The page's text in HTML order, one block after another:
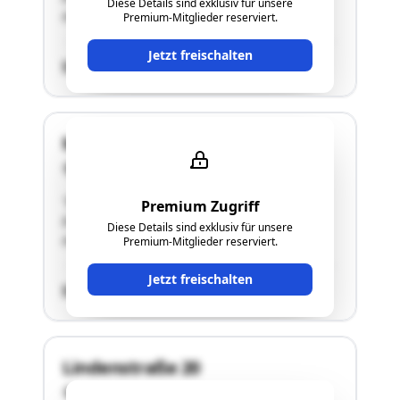
Premium-Mitglieder reserviert.
Jetzt freischalten
Hochhauses".Details siehe Langgutachten!"
SCHÄTZWERT
Premium Zugriff
Diese Details sind exklusiv für unsere
Premium-Mitglieder reserviert.
Jetzt freischalten
Maria-Theresia-Straße 19
"Es handelt sich um ein Geschäftslokal im
Erdgeschoß des "Maria-Theresien-
Hochhauses".Details siehe Langgutachten!"
SCHÄTZWERT
Lindenstraße 20